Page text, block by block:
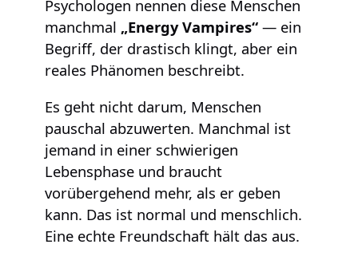
Psychologen nennen diese Menschen
manchmal „Energy Vampires“ — ein
Begriff, der drastisch klingt, aber ein
reales Phänomen beschreibt.
Es geht nicht darum, Menschen
pauschal abzuwerten. Manchmal ist
jemand in einer schwierigen
Lebensphase und braucht
vorübergehend mehr, als er geben
kann. Das ist normal und menschlich.
Eine echte Freundschaft hält das aus.